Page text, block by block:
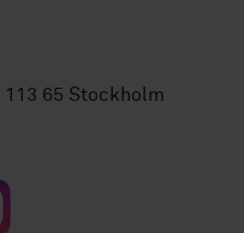
113 65 Stockholm